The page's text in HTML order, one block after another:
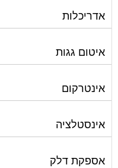
אדריכלות
איטום גגות
אינטרקום
אינסטלציה
אספקת דלק